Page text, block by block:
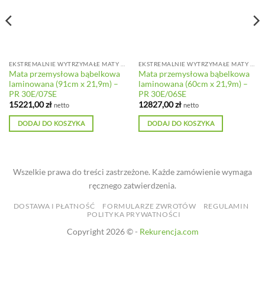
Mata przemysłowa bąbelkowa
laminowana (91cm x 21,9m) –
PR 30E/07SE
15221,00zł netto
DODAJ DO KOSZYKA
Mata przemysłowa bąbelkowa
laminowana (60cm x 21,9m) –
PR 30E/06SE
12827,00zł netto
DODAJ DO KOSZYKA
Wszelkie prawa do treści zastrzeżone. Każde zamówienie wymaga
ręcznego zatwierdzenia.
DOSTAWA I PŁATNOŚĆ FORMULARZE ZWROTÓW
REGULAMIN
POLITYKA PRYWATNOŚCI
Copyright 2026 © - Rekurencja.com